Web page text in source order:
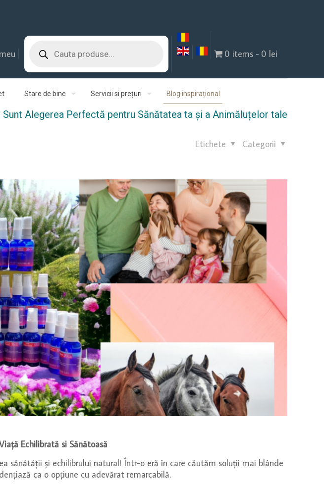
search 0 items 0 lei
Stare de bine Servicii si prețuri Blog inspirațional
Alegerea Perfectă pentru Sănătatea ta și a Animăluțelor tale
Categorii
Etichete
Echilibrată si Sănătoasă
sănătății și echilibrului natural! Într-o eră în care căutăm soluții mai blânde
ca o opțiune cu adevărat remarcabilă.